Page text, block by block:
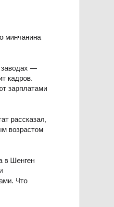
минчанина
заводах —
кадров.
зарплатами
рассказал,
возрастом
в Шенген
Что